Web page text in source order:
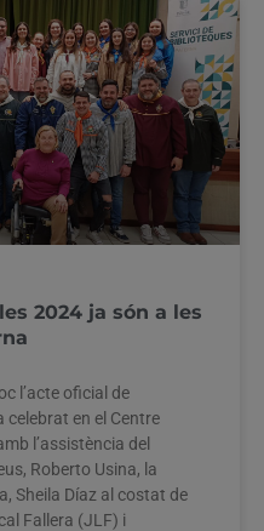
2024 ja són a les
l’acte oficial de
celebrat en el Centre
l’assistència del
Roberto Usina, la
Sheila Díaz al costat de
Fallera (JLF) i
per oferir-vos
les vostres preferències
ho tot", accepteu
podeu visitar
proporcionar un